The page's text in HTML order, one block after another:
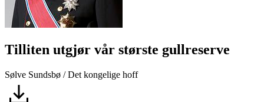
Tilliten utgjør vår største gullreserve
Sølve Sundsbø / Det kongelige hoff